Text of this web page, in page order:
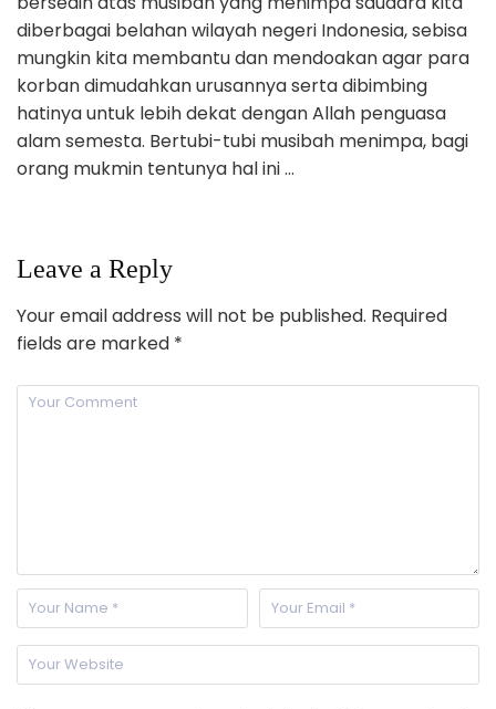
diberbagai belahan wilayah negeri Indonesia, sebisa
mungkin kita membantu dan mendoakan agar para
korban dimudahkan urusannya serta dibimbing
hatinya untuk lebih dekat dengan Allah penguasa
alam semesta. Bertubi-tubi musibah menimpa, bagi
orang mukmin tentunya hal ini …
Leave a Reply
Your email address will not be published. Required
fields are marked *